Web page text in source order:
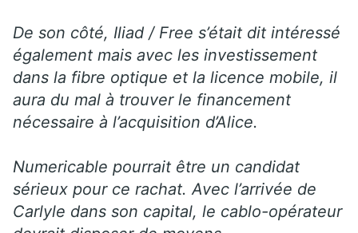
De son côté, Iliad / Free s’était dit intéressé
également mais avec les investissement
dans la fibre optique et la licence mobile, il
aura du mal à trouver le financement
nécessaire à l’acquisition d’Alice.
Numericable pourrait être un candidat
sérieux pour ce rachat. Avec l’arrivée de
Carlyle dans son capital, le cablo-opérateur